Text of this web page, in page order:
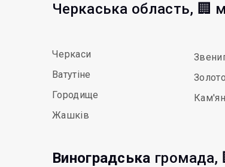
Черкаська область, 🏢
Черкаси
Ватутіне
Городище
Жашків
Виноградська громада,